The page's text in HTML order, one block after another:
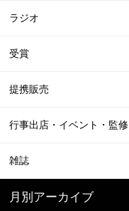
ラジオ
受賞
提携販売
行事出店・イベント・監修
雑誌
月別アーカイブ